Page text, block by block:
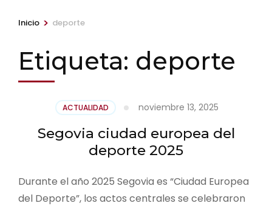
Inicio > deporte
Etiqueta: deporte
ACTUALIDAD noviembre 13, 2025
Segovia ciudad europea del
deporte 2025
Durante el año 2025 Segovia es “Ciudad Europea
del Deporte”, los actos centrales se celebraron